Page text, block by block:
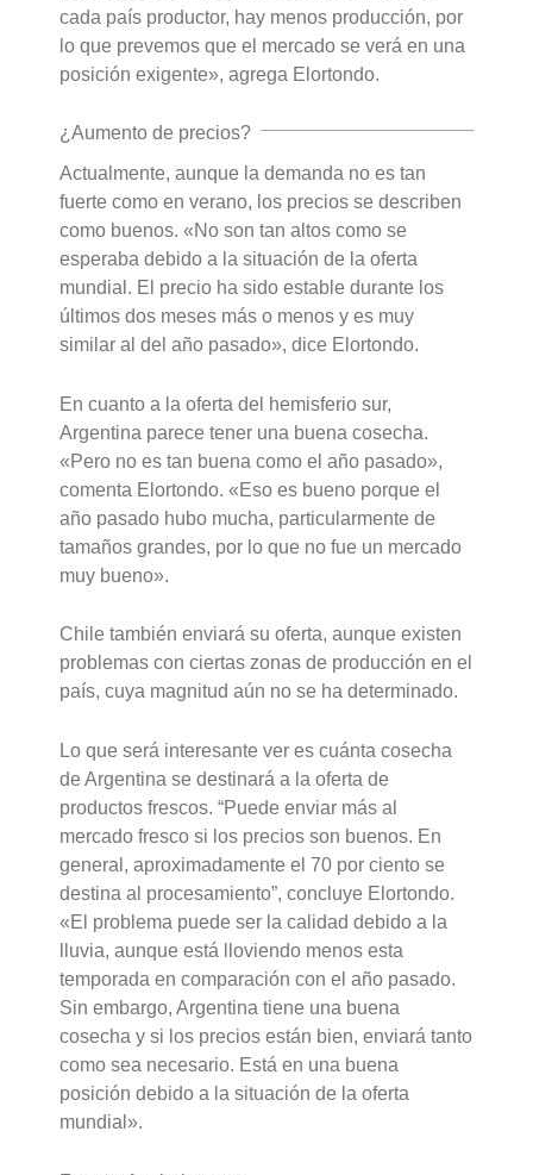
cada país productor, hay menos producción, por
lo que prevemos que el mercado se verá en una
posición exigente», agrega Elortondo.
¿Aumento de precios?
Actualmente, aunque la demanda no es tan
fuerte como en verano, los precios se describen
como buenos. «No son tan altos como se
esperaba debido a la situación de la oferta
mundial. El precio ha sido estable durante los
últimos dos meses más o menos y es muy
similar al del año pasado», dice Elortondo.
En cuanto a la oferta del hemisferio sur,
Argentina parece tener una buena cosecha.
«Pero no es tan buena como el año pasado»,
comenta Elortondo. «Eso es bueno porque el
año pasado hubo mucha, particularmente de
tamaños grandes, por lo que no fue un mercado
muy bueno».
Chile también enviará su oferta, aunque existen
problemas con ciertas zonas de producción en el
país, cuya magnitud aún no se ha determinado.
Lo que será interesante ver es cuánta cosecha
de Argentina se destinará a la oferta de
productos frescos. “Puede enviar más al
mercado fresco si los precios son buenos. En
general, aproximadamente el 70 por ciento se
destina al procesamiento”, concluye Elortondo.
«El problema puede ser la calidad debido a la
lluvia, aunque está lloviendo menos esta
temporada en comparación con el año pasado.
Sin embargo, Argentina tiene una buena
cosecha y si los precios están bien, enviará tanto
como sea necesario. Está en una buena
posición debido a la situación de la oferta
mundial».